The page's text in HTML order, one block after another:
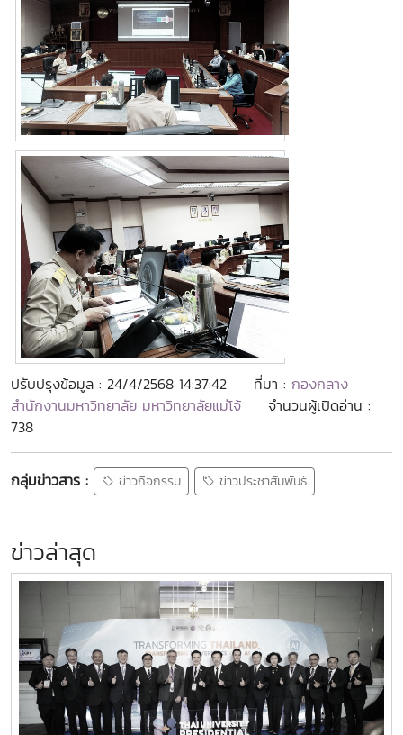
ปรับปรุงข้อมูล : 24/4/2568 14:37:42 ที่มา : กองกลาง
สำนักงานมหาวิทยาลัย มหาวิทยาลัยแม่โจ้
จำนวนผู้เปิดอ่าน :
738
กลุ่มข่าวสาร : ข่าวกิจกรรม ข่าวประชาสัมพันธ์
ข่าวล่าสุด